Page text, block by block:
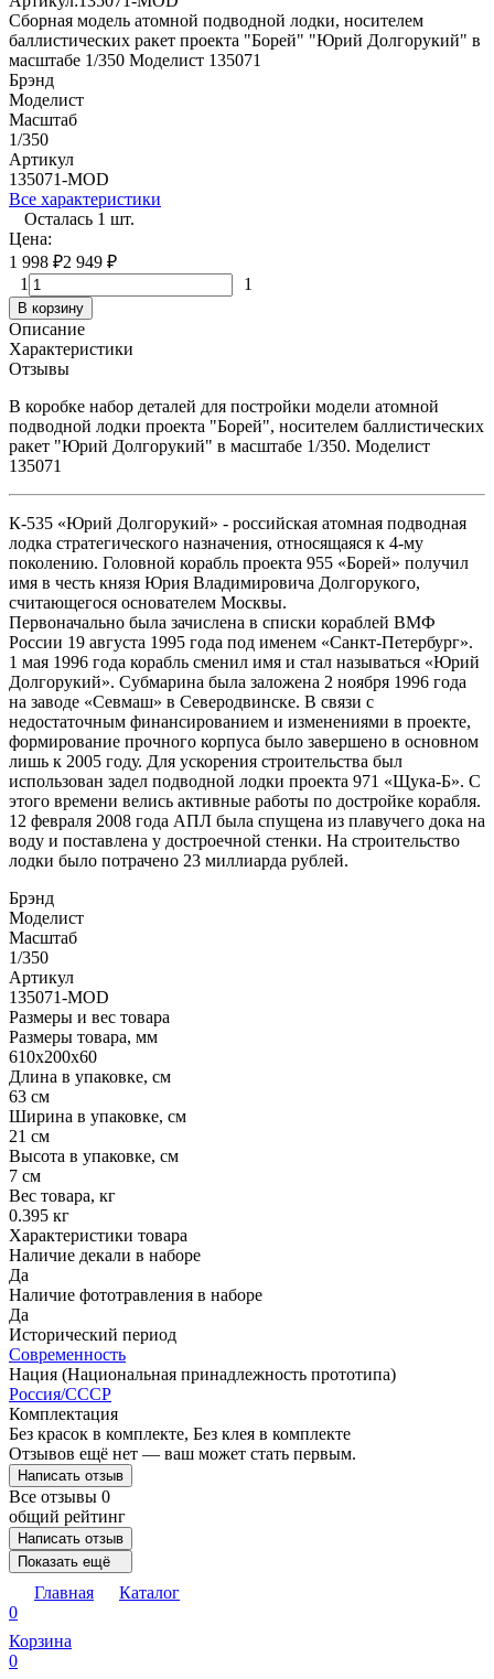
Сборная модель атомной подводной лодки, носителем
баллистических ракет проекта "Борей" "Юрий Долгорукий" в
масштабе 1/350 Моделист 135071
Брэнд
Моделист
Масштаб
1/350
Артикул
135071-MOD
Все характеристики
Осталась 1 шт.
Цена:
1 998 ₽2 949 ₽
1
1
В корзину
Описание
Характеристики
Отзывы
В коробке набор деталей для постройки модели атомной
подводной лодки проекта "Борей", носителем баллистических
ракет "Юрий Долгорукий" в масштабе 1/350. Моделист
135071
К-535 «Юрий Долгорукий» - российская атомная подводная
лодка стратегического назначения, относящаяся к 4-му
поколению. Головной корабль проекта 955 «Борей» получил
имя в честь князя Юрия Владимировича Долгорукого,
считающегося основателем Москвы.
Первоначально была зачислена в списки кораблей ВМФ
России 19 августа 1995 года под именем «Санкт-Петербург».
1 мая 1996 года корабль сменил имя и стал называться «Юрий
Долгорукий». Субмарина была заложена 2 ноября 1996 года
на заводе «Севмаш» в Северодвинске. В связи с
недостаточным финансированием и изменениями в проекте,
формирование прочного корпуса было завершено в основном
лишь к 2005 году. Для ускорения строительства был
использован задел подводной лодки проекта 971 «Щука-Б». С
этого времени велись активные работы по достройке корабля.
12 февраля 2008 года АПЛ была спущена из плавучего дока на
воду и поставлена у достроечной стенки. На строительство
лодки было потрачено 23 миллиарда рублей.
Брэнд
Моделист
Масштаб
1/350
Артикул
135071-MOD
Размеры и вес товара
Размеры товара, мм
610х200х60
Длина в упаковке, см
63 см
Ширина в упаковке, см
21 см
Высота в упаковке, см
7 см
Вес товара, кг
0.395 кг
Характеристики товара
Наличие декали в наборе
Да
Наличие фототравления в наборе
Да
Исторический период
Современность
Нация (Национальная принадлежность прототипа)
Россия/СССР
Комплектация
Без красок в комплекте, Без клея в комплекте
Отзывов ещё нет — ваш может стать первым.
Написать отзыв
Все отзывы 0
общий рейтинг
Написать отзыв
Показать ещё
Главная
Каталог
0
Корзина
0